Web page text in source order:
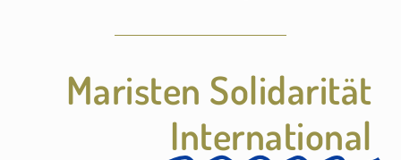
Maristen Solidarität
International